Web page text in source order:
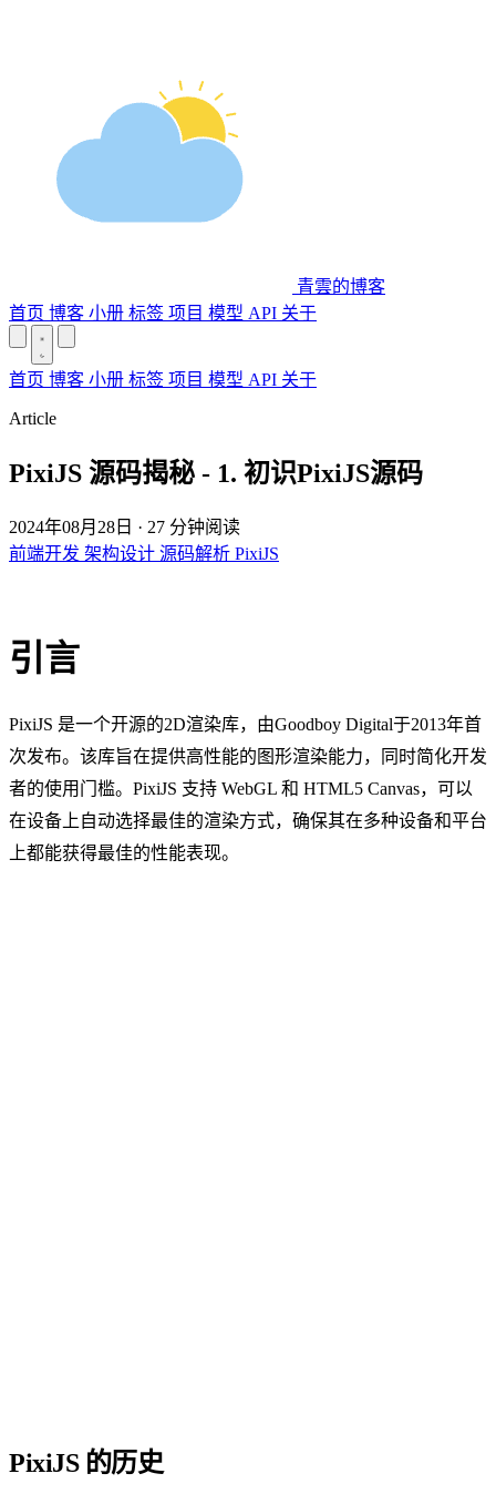
青雲的博客
首页 博客 小册 标签 项目 模型 API 关于
首页 博客 小册 标签 项目 模型 API 关于
Article
PixiJS 源码揭秘 - 1. 初识PixiJS源码
2024年08月28日 · 27 分钟阅读
前端开发 架构设计 源码解析 PixiJS
引言
PixiJS 是一个开源的2D渲染库，由Goodboy Digital于2013年首
次发布。该库旨在提供高性能的图形渲染能力，同时简化开发
者的使用门槛。PixiJS 支持 WebGL 和 HTML5 Canvas，可以
在设备上自动选择最佳的渲染方式，确保其在多种设备和平台
上都能获得最佳的性能表现。
PixiJS 的历史